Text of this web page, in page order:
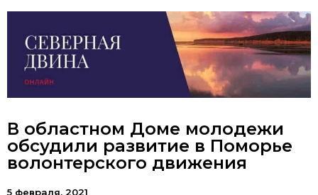
В областном Доме молодежи
обсудили развитие в Поморье
волонтерского движения
5 февраля, 2021